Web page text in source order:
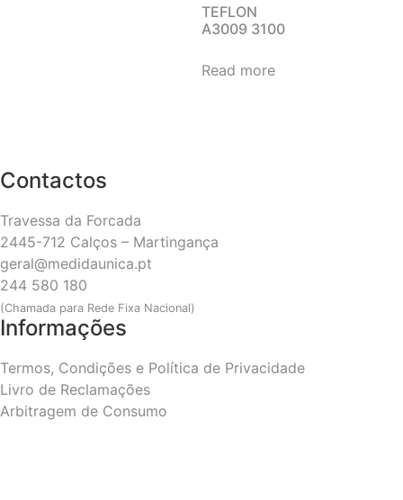
TEFLON
A3009 3100
Read more
Contactos
Travessa da Forcada
2445-712 Calços – Martingança
geral@medidaunica.pt
244 580 180
(Chamada para Rede Fixa Nacional)
Informações
Termos, Condições e Política de Privacidade
Livro de Reclamações
Arbitragem de Consumo